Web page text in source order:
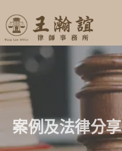
案例及法律分享